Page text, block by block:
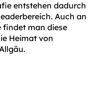
entstehen dadurch
Auch an
findet man diese
Heimat von